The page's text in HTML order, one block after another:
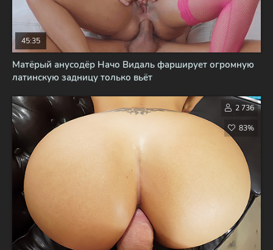
Матёрый анусодёр Начо Видаль фарширует огромную
латинскую задницу только вьёт
45:35
2 736
83%